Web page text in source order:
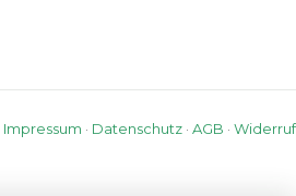
Impressum · Datenschutz · AGB · Widerruf